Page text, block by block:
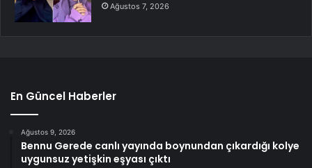
Ağustos 7, 2026
En Güncel Haberler
Ağustos 9, 2026
Bennu Gerede canlı yayında boynundan çıkardığı kolye
uygunsuz yetişkin eşyası çıktı